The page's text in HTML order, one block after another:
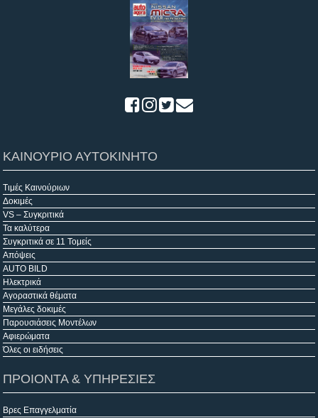
ΚΑΙΝΟΥΡΙΟ ΑΥΤΟΚΙΝΗΤΟ
Τιμές Καινούριων
Δοκιμές
VS – Συγκριτικά
Τα καλύτερα
Συγκριτικά σε 11 Τομείς
Απόψεις
AUTO BILD
Ηλεκτρικά
Αγοραστικά θέματα
Μεγάλες δοκιμές
Παρουσιάσεις Μοντέλων
Αφιερώματα
Όλες οι ειδήσεις
ΠΡΟΙΟΝΤΑ & ΥΠΗΡΕΣΙΕΣ
Βρες Επαγγελματία